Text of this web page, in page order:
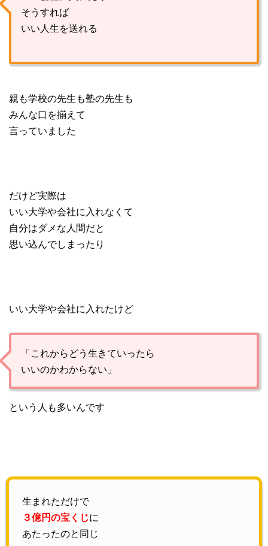
そうすれば
いい人生を送れる
親も学校の先生も塾の先生も
みんな口を揃えて
言っていました
だけど実際は
いい大学や会社に入れなくて
自分はダメな人間だと
思い込んでしまったり
いい大学や会社に入れたけど
「これからどう生きていったら
いいのかわからない」
という人も多いんです
生まれただけで
３億円の宝くじに
あたったのと同じ